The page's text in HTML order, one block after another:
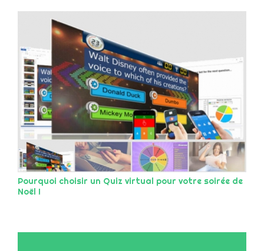
Pourquoi choisir un Quiz virtual pour votre soirée de
Noël !